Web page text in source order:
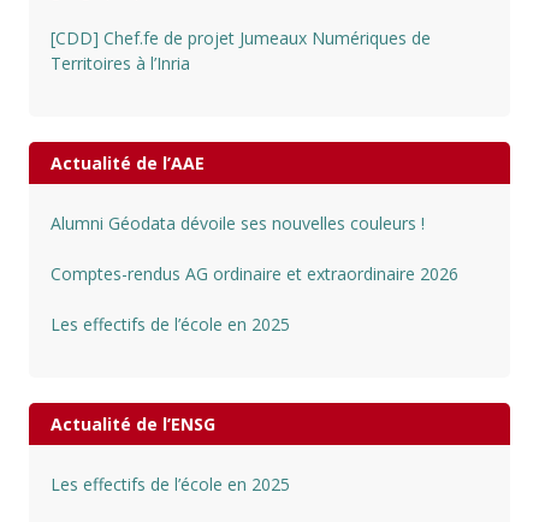
[CDD] Chef.fe de projet Jumeaux Numériques de
Territoires à l’Inria
Actualité de l’AAE
Alumni Géodata dévoile ses nouvelles couleurs !
Comptes-rendus AG ordinaire et extraordinaire 2026
Les effectifs de l’école en 2025
Actualité de l’ENSG
Les effectifs de l’école en 2025